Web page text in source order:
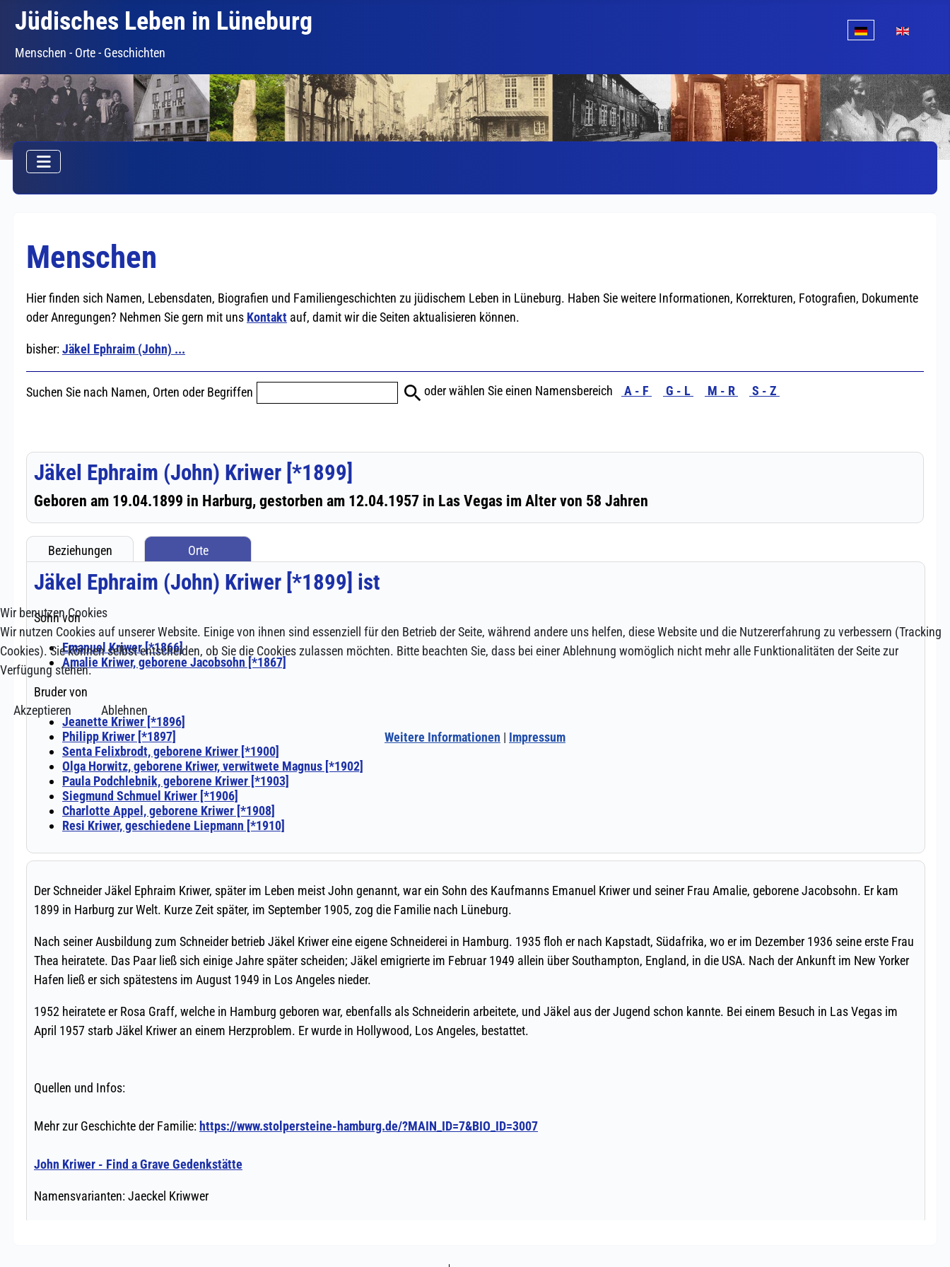
Jüdisches Leben in Lüneburg
Menschen - Orte - Geschichten
Wir benutzen Cookies
Wir nutzen Cookies auf unserer Website. Einige von ihnen sind essenziell für den Betrieb der Seite, während andere uns helfen, diese Website und die Nutzererfahrung zu verbessern (Tracking
Cookies). Sie können selbst entscheiden, ob Sie die Cookies zulassen möchten. Bitte beachten Sie, dass bei einer Ablehnung womöglich nicht mehr alle Funktionalitäten der Seite zur
Verfügung stehen.
Akzeptieren
Ablehnen
Weitere Informationen | Impressum